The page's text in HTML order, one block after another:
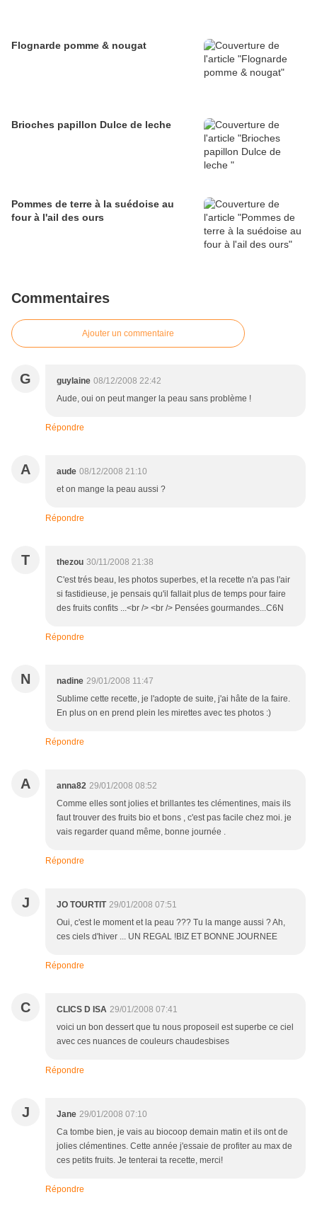
Flognarde pomme & nougat
Brioches papillon Dulce de leche
Pommes de terre à la suédoise au
four à l'ail des ours
Commentaires
Ajouter un commentaire
G guylaine 08/12/2008 22:42
Aude, oui on peut manger la peau sans problème !
Répondre
A aude 08/12/2008 21:10
et on mange la peau aussi ?
Répondre
T thezou 30/11/2008 21:38
C'est trés beau, les photos superbes, et la recette n'a pas l'air
si fastidieuse, je pensais qu'il fallait plus de temps pour faire
des fruits confits ...<br /> <br /> Pensées gourmandes...C6N
Répondre
N nadine 29/01/2008 11:47
Sublime cette recette, je l'adopte de suite, j'ai hâte de la faire.
En plus on en prend plein les mirettes avec tes photos :)
Répondre
A anna82 29/01/2008 08:52
Comme elles sont jolies et brillantes tes clémentines, mais ils
faut trouver des fruits bio et bons , c'est pas facile chez moi. je
vais regarder quand même, bonne journée .
Répondre
J JO TOURTIT 29/01/2008 07:51
Oui, c'est le moment et la peau ??? Tu la mange aussi ? Ah,
ces ciels d'hiver ... UN REGAL !BIZ ET BONNE JOURNEE
Répondre
C CLICS D ISA 29/01/2008 07:41
voici un bon dessert que tu nous proposeil est superbe ce ciel
avec ces nuances de couleurs chaudesbises
Répondre
J Jane 29/01/2008 07:10
Ca tombe bien, je vais au biocoop demain matin et ils ont de
jolies clémentines. Cette année j'essaie de profiter au max de
ces petits fruits. Je tenterai ta recette, merci!
Répondre